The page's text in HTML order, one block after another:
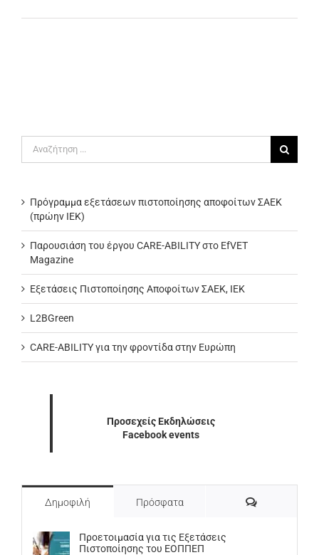
για:
Πρόγραμμα εξετάσεων πιστοποίησης αποφοίτων ΣΑΕΚ
(πρώην ΙΕΚ)
Παρουσιάση του έργου CARE-ABILITY στο EfVET
Magazine
Εξετάσεις Πιστοποίησης Αποφοίτων ΣΑΕΚ, ΙΕΚ
L2BGreen
CARE-ABILITY για την φροντίδα στην Ευρώπη
Προσεχείς Εκδηλώσεις
Facebook events
Δημοφιλή Πρόσφατα Σχόλια
Προετοιμασία για τις Εξετάσεις
Πιστοποίησης του ΕΟΠΠΕΠ